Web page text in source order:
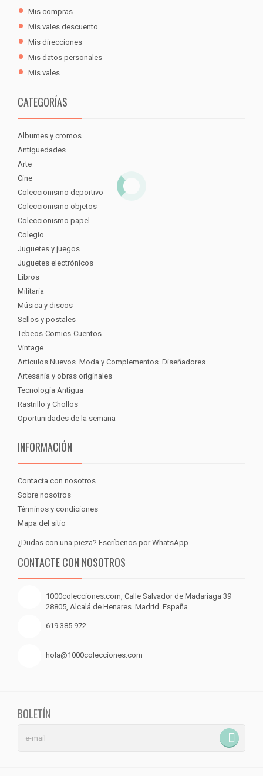
Mis compras
Mis vales descuento
Mis direcciones
Mis datos personales
Mis vales
CATEGORÍAS
Albumes y cromos
Antiguedades
Arte
Cine
Coleccionismo deportivo
Coleccionismo objetos
Coleccionismo papel
Colegio
Juguetes y juegos
Juguetes electrónicos
Libros
Militaria
Música y discos
Sellos y postales
Tebeos-Comics-Cuentos
Vintage
Artículos Nuevos. Moda y Complementos. Diseñadores
Artesanía y obras originales
Tecnología Antigua
Rastrillo y Chollos
Oportunidades de la semana
INFORMACIÓN
Contacta con nosotros
Sobre nosotros
Términos y condiciones
Mapa del sitio
¿Dudas con una pieza? Escríbenos por WhatsApp
CONTACTE CON NOSOTROS
1000colecciones.com, Calle Salvador de Madariaga 39
28805, Alcalá de Henares. Madrid. España
619 385 972
hola@1000colecciones.com
BOLETÍN